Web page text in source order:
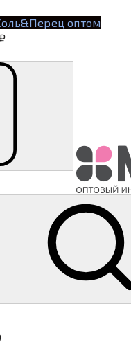
оптом